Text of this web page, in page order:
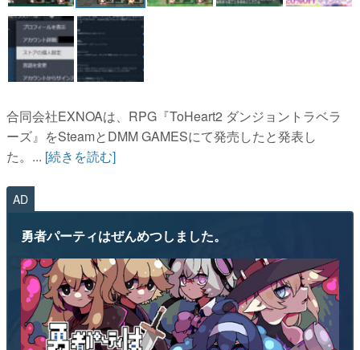
電ファミニコゲーマーとは？
運営：株式会社マレ
合同会社EXNOAは、RPG『ToHeart2 ダンジョントラベラ
ーズ』をSteamとDMM GAMESにて発売したと発表し
た。... [続きを読む]
AD
勇者パーティはぜんめつしました。